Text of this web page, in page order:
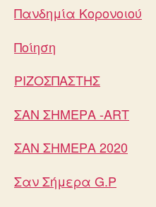
Πανδημία Κορονοιού
Ποίηση
ΡΙΖΟΣΠΑΣΤΗΣ
ΣΑΝ ΣΗΜΕΡΑ -ART
ΣΑΝ ΣΗΜΕΡΑ 2020
Σαν Σήμερα G.P